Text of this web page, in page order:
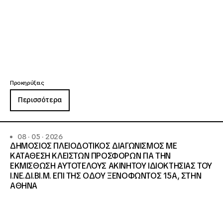
Προκηρύξεις
Περισσότερα
08 · 05 · 2026
ΔΗΜΟΣΙΟΣ ΠΛΕΙΟΔΟΤΙΚΟΣ ΔΙΑΓΩΝΙΣΜΟΣ ΜΕ
ΚΑΤΑΘΕΣΗ ΚΛΕΙΣΤΩΝ ΠΡΟΣΦΟΡΩΝ ΓΙΑ ΤΗΝ
ΕΚΜΙΣΘΩΣΗ ΑΥΤΟΤΕΛΟΥΣ ΑΚΙΝΗΤΟΥ ΙΔΙΟΚΤΗΣΙΑΣ ΤΟΥ
Ι.ΝΕ.ΔΙ.ΒΙ.Μ. ΕΠΙ ΤΗΣ ΟΔΟΥ ΞΕΝΟΦΩΝΤΟΣ 15Α, ΣΤΗΝ
ΑΘΗΝΑ